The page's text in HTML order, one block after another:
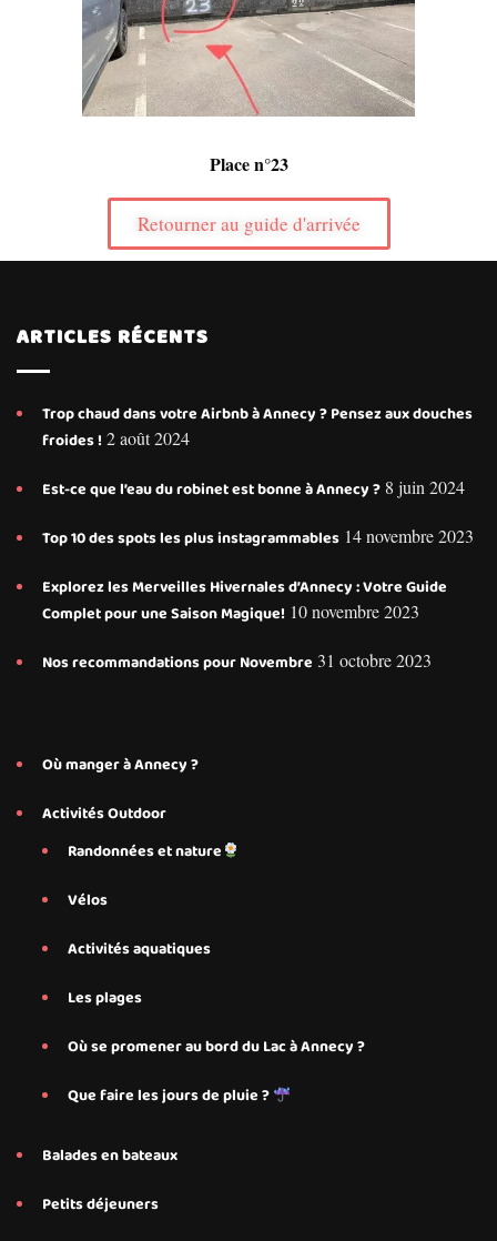
Place n°23
Retourner au guide d'arrivée
ARTICLES RÉCENTS
Trop chaud dans votre Airbnb à Annecy ? Pensez aux douches
froides ! 2 août 2024
Est-ce que l’eau du robinet est bonne à Annecy ? 8 juin 2024
Top 10 des spots les plus instagrammables 14 novembre 2023
Explorez les Merveilles Hivernales d’Annecy : Votre Guide
Complet pour une Saison Magique! 10 novembre 2023
Nos recommandations pour Novembre 31 octobre 2023
Où manger à Annecy ?
Activités Outdoor
Randonnées et nature
Vélos
Activités aquatiques
Les plages
Où se promener au bord du Lac à Annecy ?
Que faire les jours de pluie ?
Balades en bateaux
Petits déjeuners